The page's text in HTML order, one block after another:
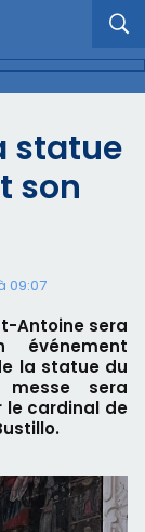
statue
son
09:07
Antoine sera
la statue du
messe sera
le cardinal de